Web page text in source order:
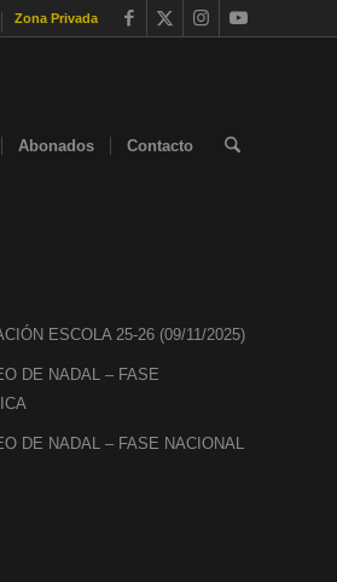
Zona Privada
Abonados Contacto
ESCOLA 25-26 (09/11/2025)
DE NADAL – FASE
DE NADAL – FASE NACIONAL